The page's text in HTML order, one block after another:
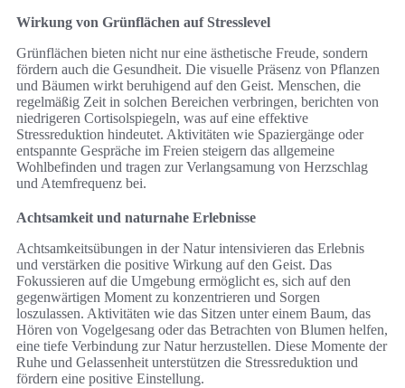
Wirkung von Grünflächen auf Stresslevel
Grünflächen bieten nicht nur eine ästhetische Freude, sondern
fördern auch die Gesundheit. Die visuelle Präsenz von Pflanzen
und Bäumen wirkt beruhigend auf den Geist. Menschen, die
regelmäßig Zeit in solchen Bereichen verbringen, berichten von
niedrigeren Cortisolspiegeln, was auf eine effektive
Stressreduktion hindeutet. Aktivitäten wie Spaziergänge oder
entspannte Gespräche im Freien steigern das allgemeine
Wohlbefinden und tragen zur Verlangsamung von Herzschlag
und Atemfrequenz bei.
Achtsamkeit und naturnahe Erlebnisse
Achtsamkeitsübungen in der Natur intensivieren das Erlebnis
und verstärken die positive Wirkung auf den Geist. Das
Fokussieren auf die Umgebung ermöglicht es, sich auf den
gegenwärtigen Moment zu konzentrieren und Sorgen
loszulassen. Aktivitäten wie das Sitzen unter einem Baum, das
Hören von Vogelgesang oder das Betrachten von Blumen helfen,
eine tiefe Verbindung zur Natur herzustellen. Diese Momente der
Ruhe und Gelassenheit unterstützen die Stressreduktion und
fördern eine positive Einstellung.